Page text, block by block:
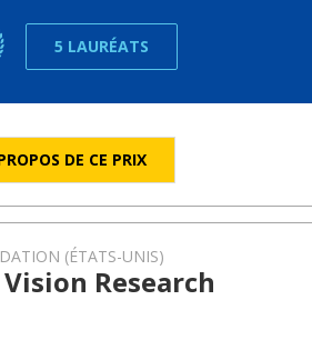
5 LAURÉATS
DE CE PRIX
(ÉTATS-UNIS)
Research